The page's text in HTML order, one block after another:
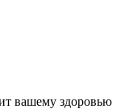
вашему здоровью